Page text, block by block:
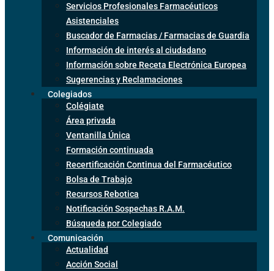
Servicios Profesionales Farmacéuticos
Asistenciales
Buscador de Farmacias / Farmacias de Guardia
Información de interés al ciudadano
Información sobre Receta Electrónica Europea
Sugerencias y Reclamaciones
Colegiados
Colégiate
Área privada
Ventanilla Única
Formación continuada
Recertificación Continua del Farmacéutico
Bolsa de Trabajo
Recursos Rebotica
Notificación Sospechas R.A.M.
Búsqueda por Colegiado
Comunicación
Actualidad
Acción Social